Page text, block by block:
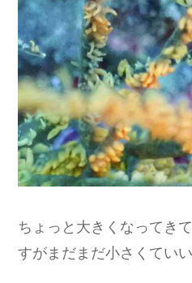
ちょっと大きくなってき
すがまだまだ小さくていい